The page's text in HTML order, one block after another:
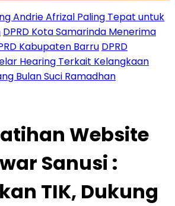
Andrie Afrizal Paling Tepat untuk
DPRD Kota Samarinda Menerima
Kabupaten Barru DPRD
Hearing Terkait Kelangkaan
Bulan Suci Ramadhan
Website
Sanusi :
TIK, Dukung